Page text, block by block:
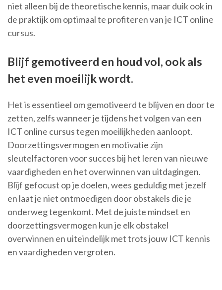
niet alleen bij de theoretische kennis, maar duik ook in
de praktijk om optimaal te profiteren van je ICT online
cursus.
Blijf gemotiveerd en houd vol, ook als
het even moeilijk wordt.
Het is essentieel om gemotiveerd te blijven en door te
zetten, zelfs wanneer je tijdens het volgen van een
ICT online cursus tegen moeilijkheden aanloopt.
Doorzettingsvermogen en motivatie zijn
sleutelfactoren voor succes bij het leren van nieuwe
vaardigheden en het overwinnen van uitdagingen.
Blijf gefocust op je doelen, wees geduldig met jezelf
en laat je niet ontmoedigen door obstakels die je
onderweg tegenkomt. Met de juiste mindset en
doorzettingsvermogen kun je elk obstakel
overwinnen en uiteindelijk met trots jouw ICT kennis
en vaardigheden vergroten.